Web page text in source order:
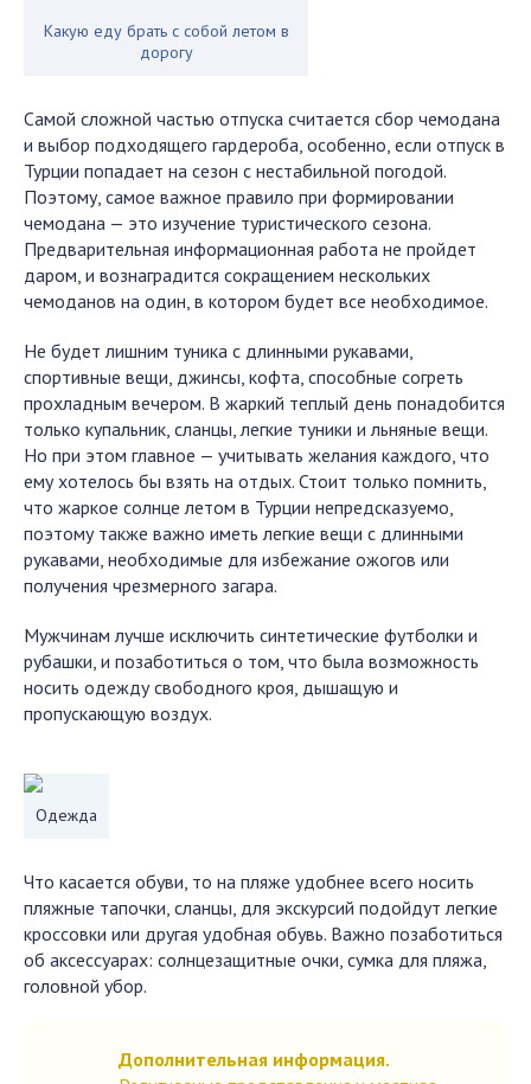
Какую еду брать с собой летом в
дорогу
Самой сложной частью отпуска считается сбор чемодана
и выбор подходящего гардероба, особенно, если отпуск в
Турции попадает на сезон с нестабильной погодой.
Поэтому, самое важное правило при формировании
чемодана — это изучение туристического сезона.
Предварительная информационная работа не пройдет
даром, и вознаградится сокращением нескольких
чемоданов на один, в котором будет все необходимое.
Не будет лишним туника с длинными рукавами,
спортивные вещи, джинсы, кофта, способные согреть
прохладным вечером. В жаркий теплый день понадобится
только купальник, сланцы, легкие туники и льняные вещи.
Но при этом главное — учитывать желания каждого, что
ему хотелось бы взять на отдых. Стоит только помнить,
что жаркое солнце летом в Турции непредсказуемо,
поэтому также важно иметь легкие вещи с длинными
рукавами, необходимые для избежание ожогов или
получения чрезмерного загара.
Мужчинам лучше исключить синтетические футболки и
рубашки, и позаботиться о том, что была возможность
носить одежду свободного кроя, дышащую и
пропускающую воздух.
Одежда
Что касается обуви, то на пляже удобнее всего носить
пляжные тапочки, сланцы, для экскурсий подойдут легкие
кроссовки или другая удобная обувь. Важно позаботиться
об аксессуарах: солнцезащитные очки, сумка для пляжа,
головной убор.
Дополнительная информация.